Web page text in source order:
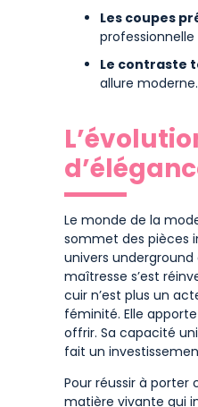
Les coupes
Le contraste
allure moderne.
Le monde de la
sommet des pièces
univers
maîtresse s’est
cuir n’est plus un
féminité. Elle
offrir. Sa capacité
fait un
Pour réussir à
matière vivante qui